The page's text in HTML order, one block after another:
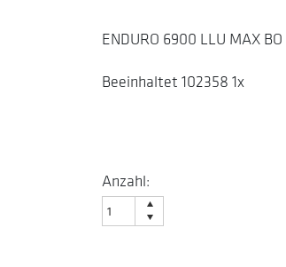
ENDURO 6900 LLU MAX
Beeinhaltet 102358 1x
Anzahl: